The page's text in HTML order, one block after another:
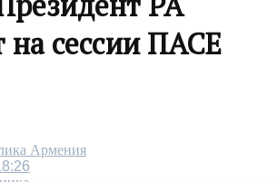
на сессии ПАСЕ
Армения